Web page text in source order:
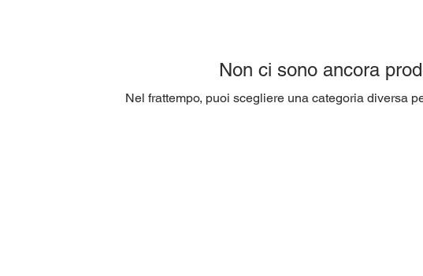
Non ci sono ancora
Nel frattempo, puoi scegliere una categoria diversa